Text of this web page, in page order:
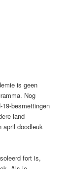
is geen
Nog
besmettingen
land
april doodleuk
fort is,